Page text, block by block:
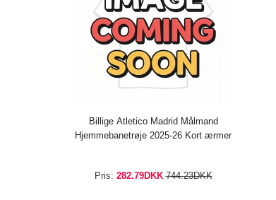
Billige Atletico Madrid Målmand
Hjemmebanetrøje 2025-26 Kort ærmer
Pris: 282.79DKK 744.23DKK